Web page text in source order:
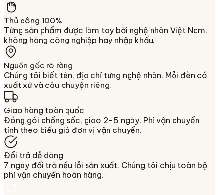
Thủ công 100%
Từng sản phẩm được làm tay bởi nghệ nhân Việt Nam,
không hàng công nghiệp hay nhập khẩu.
Nguồn gốc rõ ràng
Chúng tôi biết tên, địa chỉ từng nghệ nhân. Mỗi đèn có
xuất xứ và câu chuyện riêng.
Giao hàng toàn quốc
Đóng gói chống sốc, giao 2–5 ngày. Phí vận chuyển
tính theo biểu giá đơn vị vận chuyển.
Đổi trả dễ dàng
7 ngày đổi trả nếu lỗi sản xuất. Chúng tôi chịu toàn bộ
phí vận chuyển hoàn hàng.